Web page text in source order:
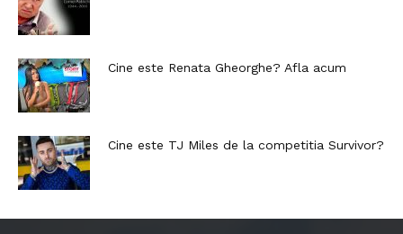
Cine este Renata Gheorghe? Afla acum
Cine este TJ Miles de la competitia Survivor?